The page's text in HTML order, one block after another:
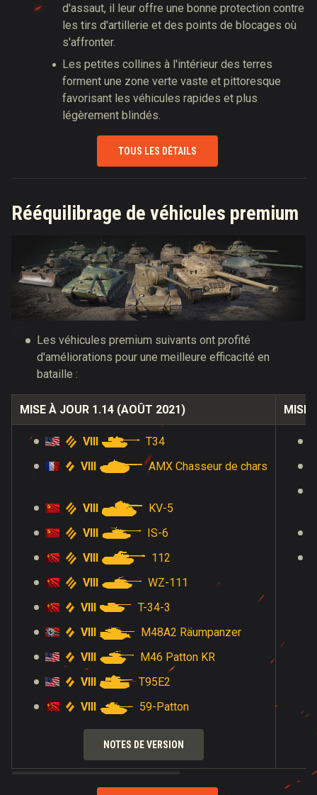
d'assaut, il leur offre une bonne protection contre
les tirs d'artillerie et des points de blocages où
s'affronter.
Les petites collines à l'intérieur des terres
forment une zone verte vaste et pittoresque
favorisant les véhicules rapides et plus
légèrement blindés.
TOUS LES DÉTAILS
Rééquilibrage de véhicules premium
Les véhicules premium suivants ont profité
d'améliorations pour une meilleure efficacité en
bataille :
MISE À JOUR 1.14 (AOÛT 2021) MISE
VIII
T34
VIII
AMX Chasseur de chars
VIII
KV-5
VIII
IS-6
VIII
112
VIII
WZ-111
VIII
T-34-3
VIII
M48A2 Räumpanzer
VIII
M46 Patton KR
VIII
T95E2
VIII
59-Patton
NOTES DE VERSION